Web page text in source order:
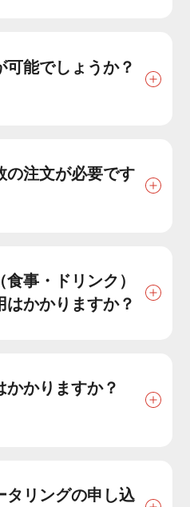
能でしょうか？
の注文が必要です
事・ドリンク）
はかかりますか？
かかりますか？
タリングの申し込